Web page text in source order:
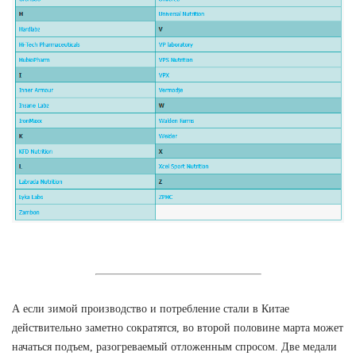
А если зимой производство и потребление стали в Китае
действительно заметно сократятся, во второй половине марта может
начаться подъем, разогреваемый отложенным спросом. Две медали